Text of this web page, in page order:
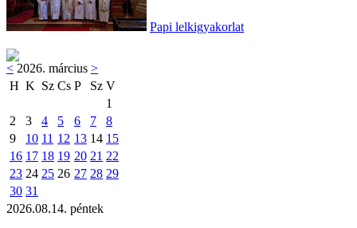
Papi lelkigyakorlat
< 2026. március >
H K Sz Cs P Sz V
1
2
3 4 5 6 7
8
9
10 11 12 13 14 15
16 17 18 19 20 21 22
23 24 25 26 27 28 29
30 31
2026.08.14. péntek